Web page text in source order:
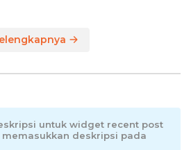
untuk widget recent post
deskripsi pada